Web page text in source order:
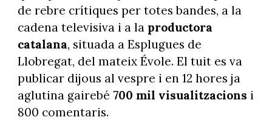
de rebre crítiques per totes bandes, a la
cadena televisiva i a la productora
catalana, situada a Esplugues de
Llobregat, del mateix Évole. El tuit es va
publicar dijous al vespre i en 12 hores ja
aglutina gairebé 700 mil visualitzacions i
800 comentaris.